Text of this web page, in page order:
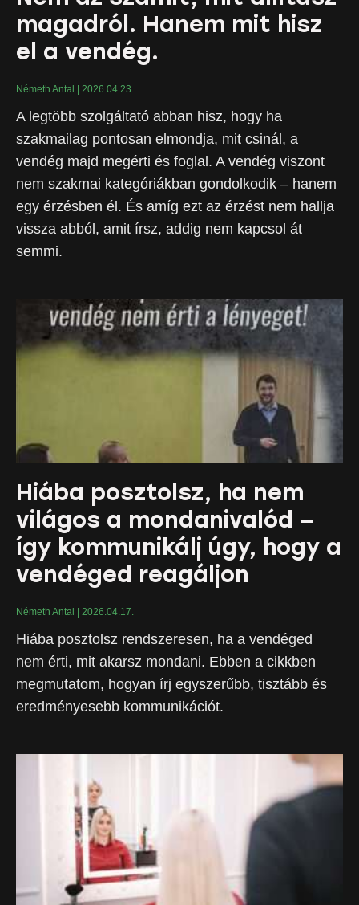
magadról. Hanem mit hisz
el a vendég.
Németh Antal 2026.04.23.
A legtöbb szolgáltató abban hisz, hogy ha
szakmailag pontosan elmondja, mit csinál, a
vendég majd megérti és foglal. A vendég viszont
nem szakmai kategóriákban gondolkodik – hanem
egy érzésben él. És amíg ezt az érzést nem hallja
vissza abból, amit írsz, addig nem kapcsol át
semmi.
Hiába posztolsz, ha nem
világos a mondanivalód –
így kommunikálj úgy, hogy a
vendéged reagáljon
Németh Antal 2026.04.17.
Hiába posztolsz rendszeresen, ha a vendéged
nem érti, mit akarsz mondani. Ebben a cikkben
megmutatom, hogyan írj egyszerűbb, tisztább és
eredményesebb kommunikációt.